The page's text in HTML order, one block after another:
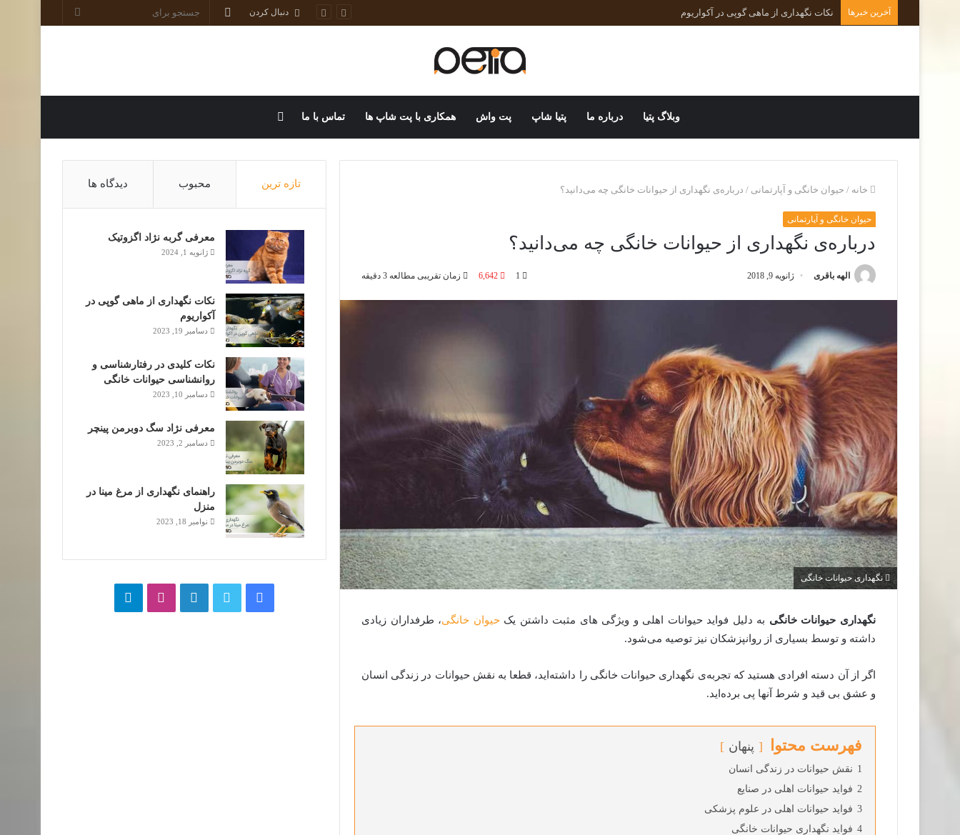
آخرین خبرها نکات کلیدی در رفتارشناسی و روانشناسی حیوانات خانگی دنبال کردن
وبلاگ پتیا درباره ما پتیا شاپ پت واش همکاری با پت شاپ ها تماس با ما
خانه / حیوان خانگی و آپارتمانی / درباره‌ی نگهداری از حیوانات خانگی چه می‌دانید؟
حیوان خانگی و آپارتمانی
درباره‌ی نگهداری از حیوانات خانگی چه می‌دانید؟
الهه باقری ژانویه 9, 2018 1
6,642 زمان تقریبی مطالعه 3 دقیقه
نگهداری حیوانات خانگی
نگهداری حیوانات خانگی به دلیل فواید حیوانات اهلی و ویژگی‌ های مثبت داشتن یکحیوان خانگی، طرفداران زیادی
داشته و توسط بسیاری از روانپزشکان نیز توصیه می‌شود.
اگر از آن دسته افرادی هستید که تجربه‌ی نگهداری حیوانات خانگی را داشته‌اید، قطعا به نقش حیوانات در زندگی انسان
و عشق بی قید و شرط آنها پی برده‌اید.
فهرست محتوا پنهان
1 نقش حیوانات در زندگی انسان
2 فواید حیوانات اهلی در صنایع
3 فواید حیوانات اهلی در علوم پزشکی
4 فواید نگهداری حیوانات خانگی
تازه ترین محبوب دیدگاه ها
معرفی گربه نژاد اگزوتیک
ژانویه 1, 2024
نکات نگهداری از ماهی گوپی در
آکواریوم
دسامبر 19, 2023
نکات کلیدی در رفتارشناسی و
روانشناسی حیوانات خانگی
دسامبر 10, 2023
معرفی نژاد سگ دوبرمن پینچر
دسامبر 2, 2023
راهنمای نگهداری از مرغ مینا در
منزل
نوامبر 18, 2023
فیسبوکتوییتر لینکدایناینستاگرامتلگرام